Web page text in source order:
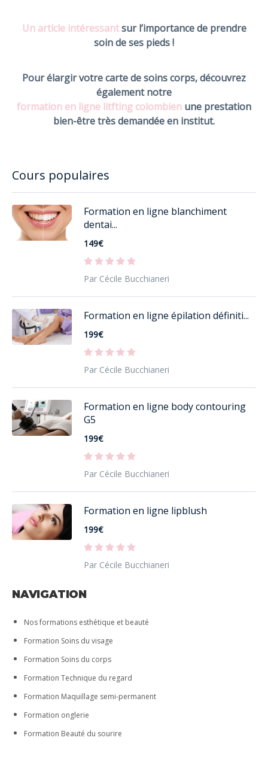
Un article intéressantsur l’importance de prendre
soin de ses pieds !
Pour élargir votre carte de soins corps, découvrez
également notre
formation en ligne litfting colombien une prestation
bien-être très demandée en institut.
Cours populaires
Formation en ligne blanchiment
dentai...
149€
Par Cécile Bucchianeri
Formation en ligne épilation définiti...
199€
Par Cécile Bucchianeri
Formation en ligne body contouring
G5
199€
Par Cécile Bucchianeri
Formation en ligne lipblush
199€
Par Cécile Bucchianeri
NAVIGATION
Nos formations esthétique et beauté
Formation Soins du visage
Formation Soins du corps
Formation Technique du regard
Formation Maquillage semi-permanent
Formation onglerie
Formation Beauté du sourire